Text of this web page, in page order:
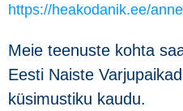
https://heakodanik.ee/
Meie teenuste kohta
Eesti Naiste
küsimustiku kaudu.